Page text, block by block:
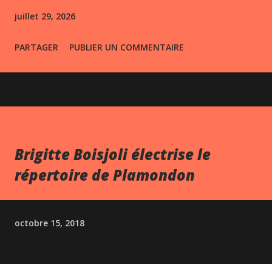
juillet 29, 2026
PARTAGER PUBLIER UN COMMENTAIRE
Brigitte Boisjoli électrise le
répertoire de Plamondon
octobre 15, 2018